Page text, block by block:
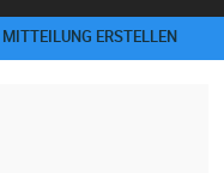
MITTEILUNG ERSTELLEN